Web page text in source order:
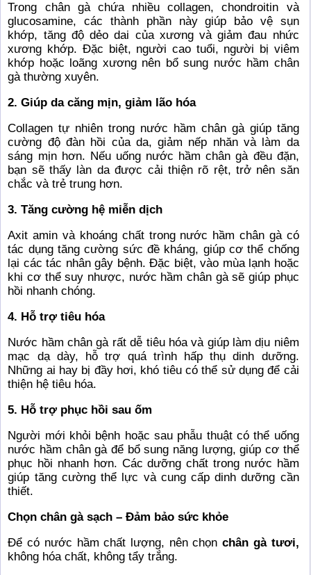
Trong chân gà chứa nhiều collagen, chondroitin và
glucosamine, các thành phần này giúp bảo vệ sụn
khớp, tăng độ dẻo dai của xương và giảm đau nhức
xương khớp. Đặc biệt, người cao tuổi, người bị viêm
khớp hoặc loãng xương nên bổ sung nước hầm chân
gà thường xuyên.
2. Giúp da căng mịn, giảm lão hóa
Collagen tự nhiên trong nước hầm chân gà giúp tăng
cường độ đàn hồi của da, giảm nếp nhăn và làm da
sáng mịn hơn. Nếu uống nước hầm chân gà đều đặn,
bạn sẽ thấy làn da được cải thiện rõ rệt, trở nên săn
chắc và trẻ trung hơn.
3. Tăng cường hệ miễn dịch
Axit amin và khoáng chất trong nước hầm chân gà có
tác dụng tăng cường sức đề kháng, giúp cơ thể chống
lại các tác nhân gây bệnh. Đặc biệt, vào mùa lạnh hoặc
khi cơ thể suy nhược, nước hầm chân gà sẽ giúp phục
hồi nhanh chóng.
4. Hỗ trợ tiêu hóa
Nước hầm chân gà rất dễ tiêu hóa và giúp làm dịu niêm
mạc dạ dày, hỗ trợ quá trình hấp thụ dinh dưỡng.
Những ai hay bị đầy hơi, khó tiêu có thể sử dụng để cải
thiện hệ tiêu hóa.
5. Hỗ trợ phục hồi sau ốm
Người mới khỏi bệnh hoặc sau phẫu thuật có thể uống
nước hầm chân gà để bổ sung năng lượng, giúp cơ thể
phục hồi nhanh hơn. Các dưỡng chất trong nước hầm
giúp tăng cường thể lực và cung cấp dinh dưỡng cần
thiết.
Chọn chân gà sạch – Đảm bảo sức khỏe
Để có nước hầm chất lượng, nên chọnchân gà tươi,
không hóa chất, không tẩy trắng.